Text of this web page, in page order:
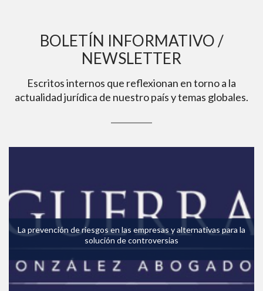
BOLETÍN INFORMATIVO /
NEWSLETTER
Escritos internos que reflexionan en torno a la
actualidad jurídica de nuestro país y temas globales.
La prevención de riesgos en las empresas y alternativas para la
solución de controversias